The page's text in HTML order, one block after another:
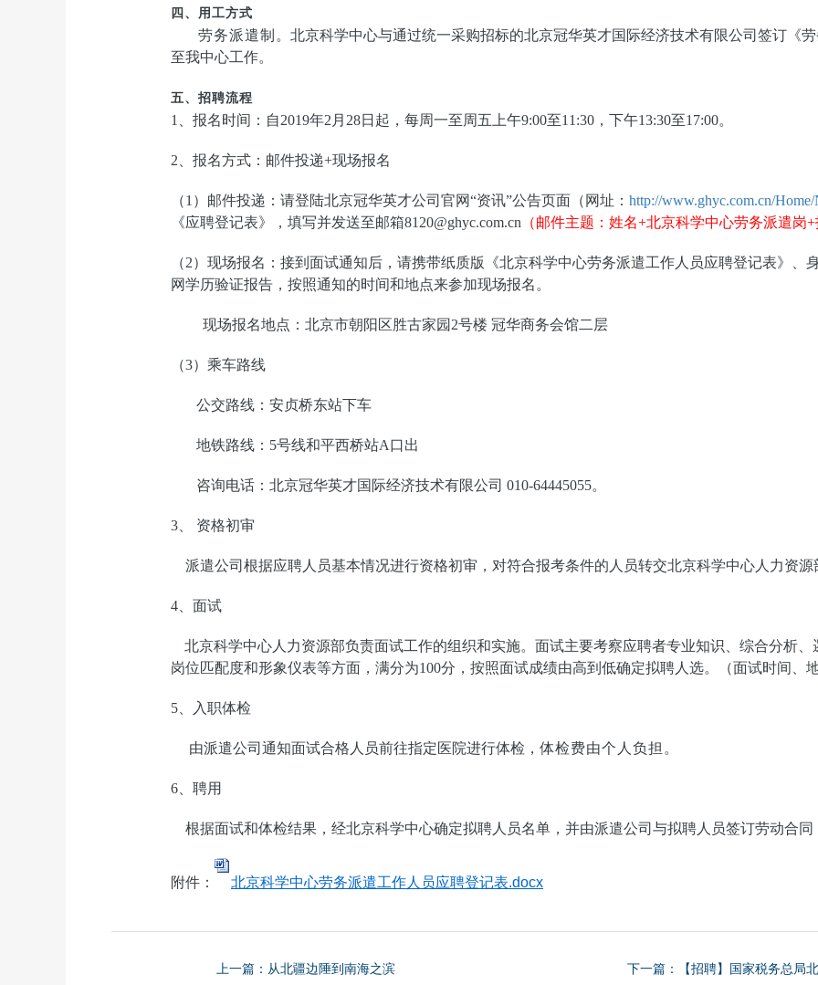
四、用工方式
劳务派遣制 。北京科学中心与通过统一采购招标的北京冠华英才国际经济技术有限公司签订《
至我中心工作。
五、招聘流程
1 、报名时间：自2019年2月28日起，每周一至周五上午9:00至11:30，下午13:30至17:00。
2 、报名方式：邮件投递+现场报名
（1）邮件投递： 请登陆北京冠华英才公司官网“资讯”公告页面（网址： http://www.ghyc.com.cn/
《应聘登记表》， 填写并发送至邮箱8120@ghyc.com.cn （邮件主题： 姓名+北京科学中心劳务派遣岗
（2）现场报名：接到面试通知后，请携带纸质版《北京科学中心劳务派遣工作人员应聘登记表》、
网学历验证报告，按照通知的时间和地点来参加现场报名。
现场报名地点：北京市朝阳区胜古家园2号楼 冠华商务会馆二层
（3）乘车路线
公交路线：安贞桥东站下车
地铁路线：5号线和平西桥站A口出
咨询电话：北京冠华英才国际经济技术有限公司 010-64445055。
3 、 资格初审
派遣公司根据应聘人员基本情况进行资格初审 ，对符合报考条件的人员转交北京科学中心人力资源
4 、面试
北京科学中心人力资源部负责面试工作的组织和实施。面试主要考察应聘者专业知识、综合分析
岗位匹配度和形象仪表等方面，满分为100分，按照面试成绩由高到低确定拟聘人选。（面试时间、
5 、入职体检
由派遣公司通知面试合格人员前往指定医院进行体检， 体检费由个人负担。
6 、聘用
根据面试和体检结果，经北京科学中心确定拟聘人员名单，并由派遣公司与拟聘人员签订劳动合
附件 ： 北京科学中心劳务派遣工作人员应聘登记表.docx
上一篇：从北疆边陲到南海之滨 下一篇：【招聘】国家税务总局